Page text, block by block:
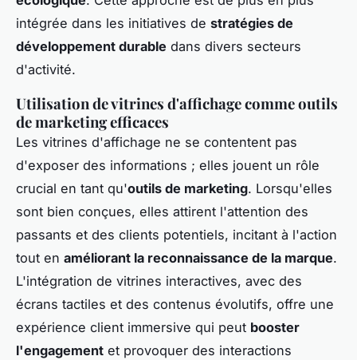
intégrée dans les initiatives de stratégies de
développement durable dans divers secteurs
d'activité.
Utilisation de vitrines d'affichage comme outils
de marketing efficaces
Les vitrines d'affichage ne se contentent pas
d'exposer des informations ; elles jouent un rôle
crucial en tant qu'outils de marketing. Lorsqu'elles
sont bien conçues, elles attirent l'attention des
passants et des clients potentiels, incitant à l'action
tout en améliorant la reconnaissance de la marque.
L'intégration de vitrines interactives, avec des
écrans tactiles et des contenus évolutifs, offre une
expérience client immersive qui peut booster
l'engagement et provoquer des interactions